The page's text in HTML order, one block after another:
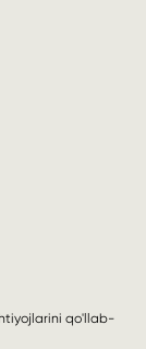
qo'llab-